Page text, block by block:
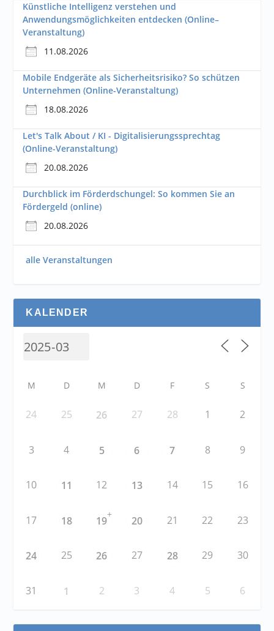
Künstliche Intelligenz verstehen und
Anwendungsmöglichkeiten entdecken (Online–
Veranstaltung)
11.08.2026
Mobile Endgeräte als Sicherheitsrisiko? So schützen
Unternehmen (Online-Veranstaltung)
18.08.2026
Let's Talk About / KI - Digitalisierungssprechtag
(Online-Veranstaltung)
20.08.2026
Durchblick im Förderdschungel: So kommen Sie an
Fördergeld (online)
20.08.2026
alle Veranstaltungen
KALENDER
M D M D F S S
24 25 26 27 28 1 2
3 4 5 6 7 8 9
10 11 12 13 14 15 16
17 18 19
+
20 21 22 23
24 25 26 27 28 29 30
31 1 2 3 4 5 6